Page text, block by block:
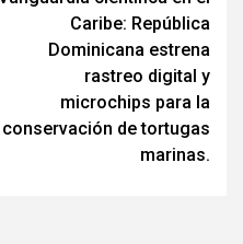
Caribe: República
Dominicana estrena
rastreo digital y
microchips para la
conservación de tortugas
marinas.